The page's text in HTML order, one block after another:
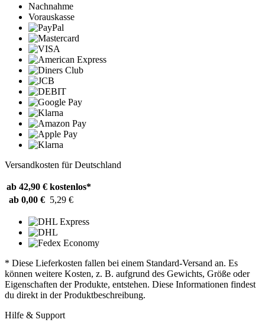
Nachnahme
Vorauskasse
Versandkosten für Deutschland
ab 42,90 € kostenlos*
ab 0,00 € 5,29 €
* Diese Lieferkosten fallen bei einem Standard-Versand an. Es
können weitere Kosten, z. B. aufgrund des Gewichts, Größe oder
Eigenschaften der Produkte, entstehen. Diese Informationen findest
du direkt in der Produktbeschreibung.
Hilfe & Support